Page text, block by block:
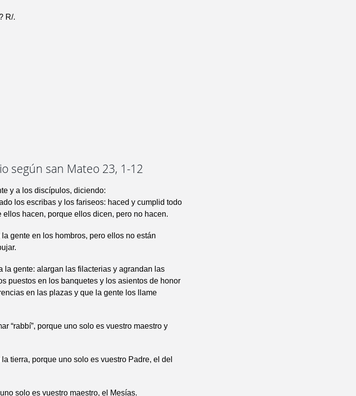
R/.
según san Mateo 23, 1-12
y a los discípulos, diciendo:
los escribas y los fariseos: haced y cumplid todo
hacen, porque ellos dicen, pero no hacen.
gente en los hombros, pero ellos no están
la gente: alargan las filacterias y agrandan las
puestos en los banquetes y los asientos de honor
en las plazas y que la gente los llame
“rabbí”, porque uno solo es vuestro maestro y
tierra, porque uno solo es vuestro Padre, el del
solo es vuestro maestro, el Mesías.